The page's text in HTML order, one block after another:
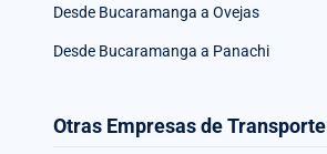
Desde Bucaramanga a Ovejas
Desde Bucaramanga a Panachi
Otras Empresas de Transporte